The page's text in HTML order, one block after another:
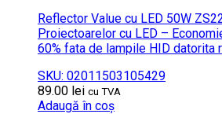
Reflector Value cu LED 50W
Proiectoarelor cu LED –
60% fata de lampile HID datorita
SKU: 02011503105429
89.00 lei cu TVA
Adaugă în coș